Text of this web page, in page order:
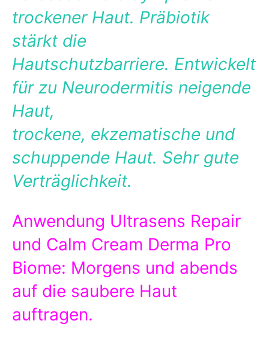
trockener Haut. Präbiotik
stärkt die
Hautschutzbarriere. Entwickelt
für zu Neurodermitis neigende
Haut,
trockene, ekzematische und
schuppende Haut. Sehr gute
Verträglichkeit.
Anwendung Ultrasens Repair
und Calm Cream Derma Pro
Biome: Morgens und abends
auf die saubere Haut
auftragen.